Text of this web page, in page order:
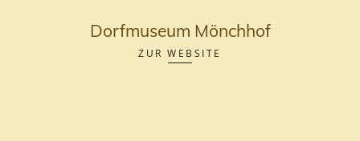
Dorfmuseum Mönchhof
ZUR WEBSITE